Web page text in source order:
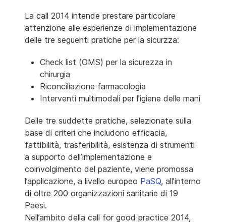
La call 2014 intende prestare particolare
attenzione alle esperienze di implementazione
delle tre seguenti pratiche per la sicurzza:
Check list (OMS) per la sicurezza in
chirurgia
Riconciliazione farmacologia
Interventi multimodali per l’igiene delle mani
Delle tre suddette pratiche, selezionate sulla
base di criteri che includono efficacia,
fattibilità, trasferibilità, esistenza di strumenti
a supporto dell’implementazione e
coinvolgimento del paziente, viene promossa
l’applicazione, a livello europeo PaSQ, all’interno
di oltre 200 organizzazioni sanitarie di 19
Paesi.
Nell’ambito della call for good practice 2014,